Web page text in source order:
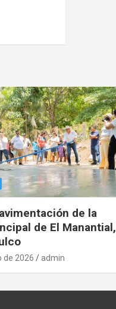
de la
de El Manantial,
de 2026 admin